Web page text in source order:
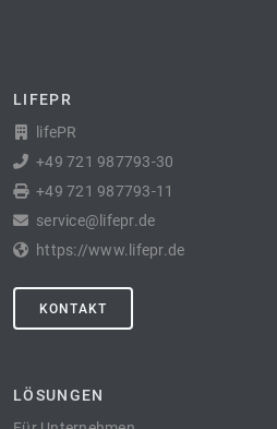
LIFEPR
lifePR
+49 721 987793-30
+49 721 987793-11
service@lifepr.de
https://www.lifepr.de
KONTAKT
LÖSUNGEN